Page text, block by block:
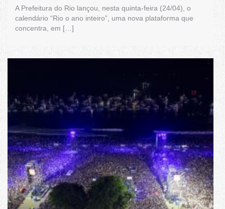
A Prefeitura do Rio lançou, nesta quinta-feira (24/04), o
calendário “Rio o ano inteiro”, uma nova plataforma que
concentra, em […]